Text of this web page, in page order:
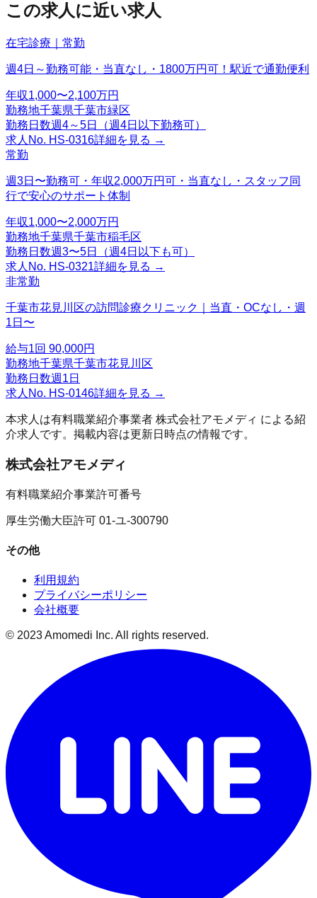
この求人に近い求人
在宅診療｜常勤
週4日～勤務可能・当直なし・1800万円可！駅近で通勤便利
年収1,000〜2,100万円
勤務地千葉県千葉市緑区
勤務日数週4～5日（週4日以下勤務可）
求人No. HS-0316詳細を見る →
常勤
週3日〜勤務可・年収2,000万円可・当直なし・スタッフ同
行で安心のサポート体制
年収1,000〜2,000万円
勤務地千葉県千葉市稲毛区
勤務日数週3〜5日（週4日以下も可）
求人No. HS-0321詳細を見る →
非常勤
千葉市花見川区の訪問診療クリニック｜当直・OCなし・週
1日〜
給与1回 90,000円
勤務地千葉県千葉市花見川区
勤務日数週1日
求人No. HS-0146詳細を見る →
本求人は有料職業紹介事業者 株式会社アモメディ による紹
介求人です。掲載内容は更新日時点の情報です。
株式会社アモメディ
有料職業紹介事業許可番号
厚生労働大臣許可 01-ユ-300790
その他
利用規約
プライバシーポリシー
会社概要
© 2023 Amomedi Inc. All rights reserved.